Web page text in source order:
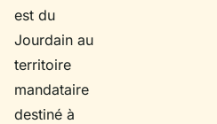
est du
Jourdain au
territoire
mandataire
destiné à